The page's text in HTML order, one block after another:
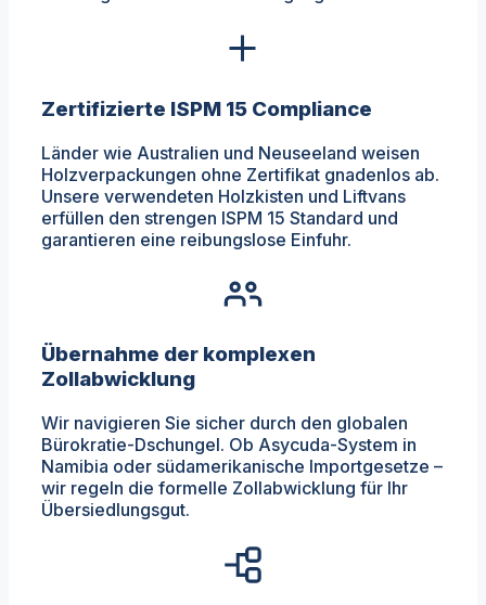
Zertifizierte ISPM 15 Compliance
Länder wie Australien und Neuseeland weisen
Holzverpackungen ohne Zertifikat gnadenlos ab.
Unsere verwendeten Holzkisten und Liftvans
erfüllen den strengen ISPM 15 Standard und
garantieren eine reibungslose Einfuhr.
Übernahme der komplexen
Zollabwicklung
Wir navigieren Sie sicher durch den globalen
Bürokratie-Dschungel. Ob Asycuda-System in
Namibia oder südamerikanische Importgesetze –
wir regeln die formelle Zollabwicklung für Ihr
Übersiedlungsgut.